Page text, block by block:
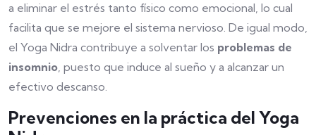
a eliminar el estrés tanto físico como emocional, lo cual
facilita que se mejore el sistema nervioso. De igual modo,
el Yoga Nidra contribuye a solventar los problemas de
insomnio, puesto que induce al sueño y a alcanzar un
efectivo descanso.
Prevenciones en la práctica del Yoga